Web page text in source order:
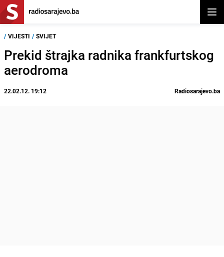
/ VIJESTI / SVIJET
Prekid štrajka radnika frankfurtskog
aerodroma
22.02.12. 19:12 Radiosarajevo.ba